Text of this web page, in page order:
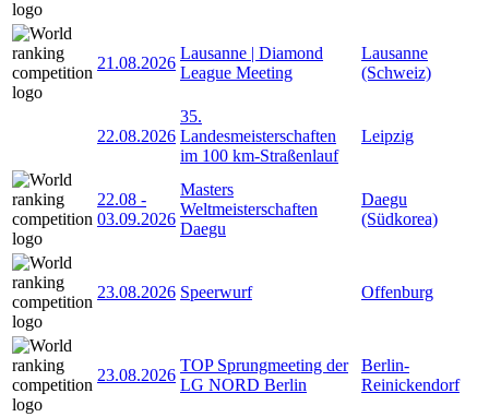
21.08.2026
Lausanne | Diamond
League Meeting
Lausanne
(Schweiz)
22.08.2026
35.
Landesmeisterschaften
im 100 km-Straßenlauf
Leipzig
22.08 -
03.09.2026
Masters
Weltmeisterschaften
Daegu
Daegu
(Südkorea)
23.08.2026 Speerwurf Offenburg
23.08.2026
TOP Sprungmeeting der
LG NORD Berlin
Berlin-
Reinickendorf